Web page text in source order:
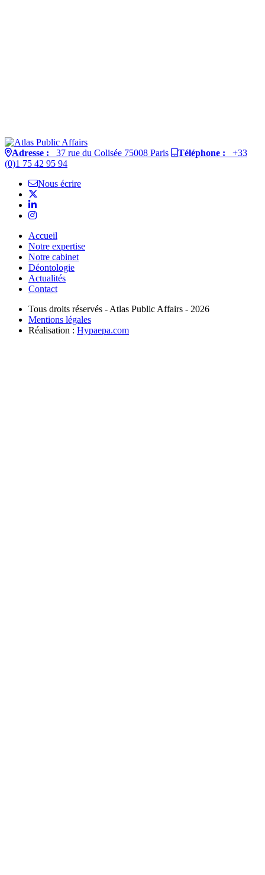
Adresse : 37 rue du Colisée 75008 Paris Téléphone :
+33
(0)1 75 42 95 94
Nous écrire
Accueil
Notre expertise
Notre cabinet
Déontologie
Actualités
Contact
Tous droits réservés - Atlas Public Affairs - 2026
Mentions légales
Réalisation : Hypaepa.com